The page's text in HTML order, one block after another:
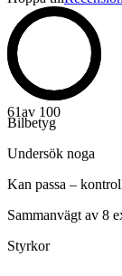
61av 100
Bilbetyg
Undersök noga
Kan passa –
Sammanvägt av 8
Styrkor